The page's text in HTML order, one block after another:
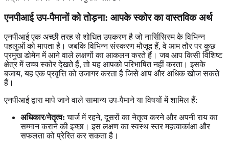
एनपीआई उप-पैमानों को तोड़ना: आपके स्कोर का वास्तविक अर्थ
एनपीआई एक अच्छी तरह से शोधित उपकरण है जो नार्सिसिस्म के विभिन्न
पहलुओं को मापता है। जबकि विभिन्न संस्करण मौजूद हैं, वे आम तौर पर कुछ
प्रमुख डोमेन में आने वाले लक्षणों का आकलन करते हैं। जब आप किसी विशिष्ट
क्षेत्र में उच्च स्कोर देखते हैं, तो यह आपको परिभाषित नहीं करता। इसके
बजाय, यह एक प्रवृत्ति को उजागर करता है जिसे आप और अधिक खोज सकते
हैं।
एनपीआई द्वारा मापे जाने वाले सामान्य उप-पैमाने या विषयों में शामिल हैं:
अधिकार/नेतृत्व: चार्ज में रहने, दूसरों का नेतृत्व करने और अपनी राय का
सम्मान कराने की इच्छा। इस लक्षण का स्वस्थ स्तर महत्वाकांक्षा और
सफलता को प्रेरित कर सकता है।